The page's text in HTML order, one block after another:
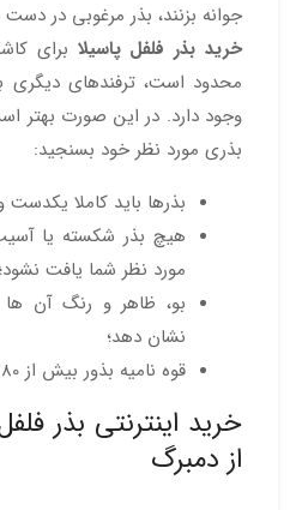
جوانه بزنند، بذر مرغوبی در
خرید بذر فلفل پاسیلا برای
محدود است، ترفندهای
وجود دارد. در این صورت بهتر
بذری مورد نظر خود بسنجید:
بذرها باید کاملا یکدست
هیچ بذر شکسته یا
مورد نظر شما یافت
بو، ظاهر و رنگ آن
نشان دهد؛
قوه نامیه بذور بیش از 80 درصد باشد.
خرید اینترنتی بذر
از دمبرگ